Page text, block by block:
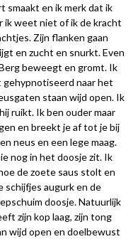
smaakt en ik merk dat ik
ik weet niet of ik de kracht
Zijn flanken gaan
en zucht en snurkt. Even
beweegt en gromt. Ik
gehypnotiseerd naar het
staan wijd open. Ik
ruikt. Ik ben ouder maar
en breekt je af tot je bij
neus en een lege maag.
nog in het doosje zit. Ik
de zoete saus stolt en
schijfjes augurk en de
doosje. Natuurlijk
zijn kop laag, zijn tong
wijd open en doelbewust